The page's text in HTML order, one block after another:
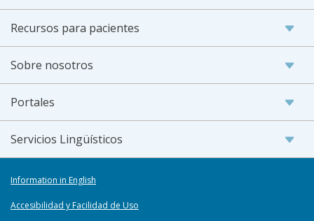
Recursos para pacientes
Sobre nosotros
Portales
Servicios Lingüísticos
Information in English
Accesibilidad y Facilidad de Uso